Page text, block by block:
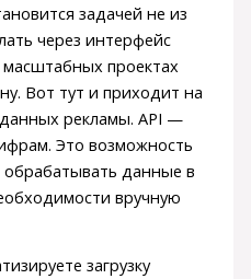
задачей не из
через интерфейс
проектах
Вот тут и приходит на
рекламы. API —
Это возможность
обрабатывать данные в
вручную
загрузку